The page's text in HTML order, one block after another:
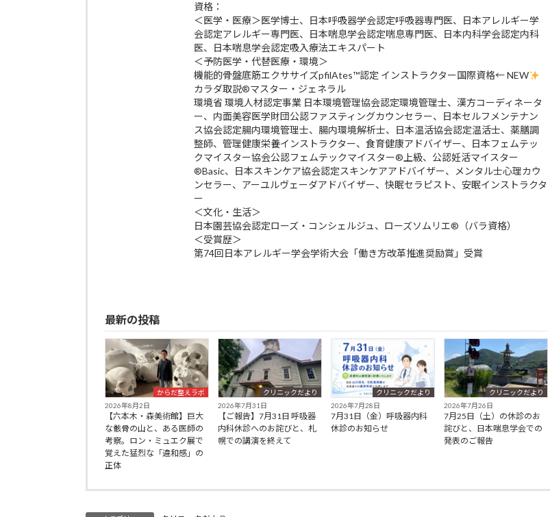
資格：
＜医学・医療＞医学博士、日本呼吸器学会認定呼吸器専門医、日本アレルギー学
会認定アレルギー専門医、日本喘息学会認定喘息専門医、日本内科学会認定内科
医、日本喘息学会認定吸入療法エキスパート
＜予防医学・代替医療・環境＞
機能的骨盤底筋エクササイズpfilAtes™認定 インストラクター国際資格← NEW
カラダ取説®マスター・ジェネラル
環境省 環境人材認定事業 日本環境管理協会認定環境管理士、漢方コーディネータ
ー、内面美容医学財団公認ファスティングカウンセラー、日本セルフメンテナン
ス協会認定腸内環境管理士、腸内環境解析士、日本温活協会認定温活士、薬膳調
整師、管理健康栄養インストラクター、食育健康アドバイザー、日本フェムテッ
クマイスター協会公認フェムテックマイスター®上級、公認妊活マイスター
®Basic、日本スキンケア協会認定スキンケアアドバイザー、メンタル士心理カウ
ンセラー、アーユルヴェーダアドバイザー、快眠セラピスト、安眠インストラクタ
ー
＜文化・生活＞
日本園芸協会認定ローズ・コンシェルジュ、ローズソムリエ®（バラ資格）
＜受賞歴＞
第74回日本アレルギー学会学術大会「働き方改革推進奨励賞」受賞
最新の投稿
からだ整えラボ
2026年8月2日
【六本木・森美術館】巨大
な骸骨の山と、ある医師の
考察。ロン・ミュエク展で
覚えた猛烈な「違和感」の
正体
クリニックだより
2026年7月31日
【ご報告】7月31日 呼吸器
内科休診へのお詫びと、札
幌での講演を終えて
クリニックだより
2026年7月28日
7月31日（金）呼吸器内科
休診のお知らせ
クリニックだより
2026年7月26日
7月25日（土）の休診のお
詫びと、日本喘息学会での
発表のご報告